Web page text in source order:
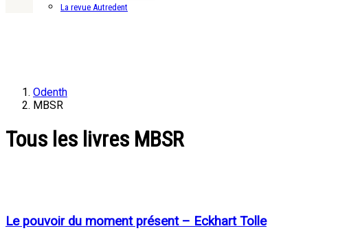
La revue Autredent
Odenth
MBSR
Tous les livres MBSR
Le pouvoir du moment présent – Eckhart Tolle